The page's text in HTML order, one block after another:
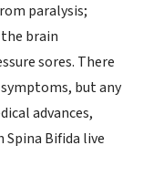
paralysis;
brain
sores. There
but any
advances,
Bifida live